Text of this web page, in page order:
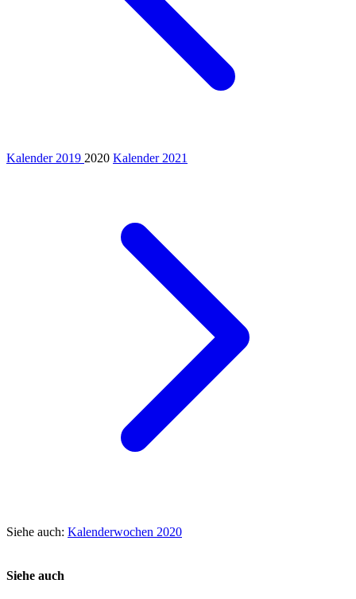
Kalender 2019 2020 Kalender 2021
Siehe auch: Kalenderwochen 2020
Siehe auch